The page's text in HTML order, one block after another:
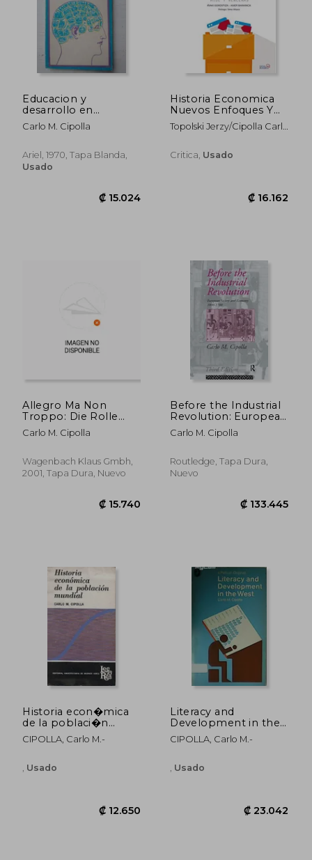
₡
Educacion y
desarrollo en
occidente
Carlo M. Cipolla
Ariel, 1970, Tapa Blanda,
Usado
Historia Economica
Nuevos Enfoques Y
Nuevos Problemas
Topolski Jerzy/Cipolla Carlo
Critica, Usado
Allegro Ma Non
Troppo: Die Rolle
Der Gewürze Und Die
Prinzipien Der
Dummheit (en
Alemán)
Carlo M. Cipolla
Wagenbach Klaus Gmbh,
2001, Tapa Dura, Nuevo
Before the Industrial
Revolution: European
Society and Economy
1000-1700 (en Inglés)
Carlo M. Cipolla
Routledge, Tapa Dura,
Nuevo
Historia econ�mica
de la poblaci�n
mundial.
CIPOLLA, Carlo M.-
Usado
Literacy and
Development in the
West.
CIPOLLA, Carlo M.-
Usado